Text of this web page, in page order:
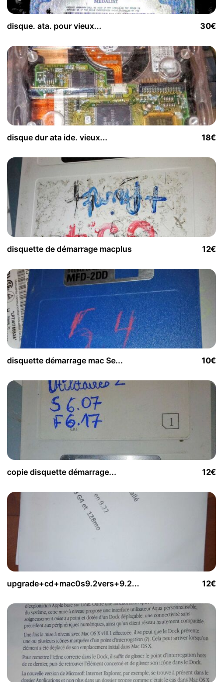
disque. ata. pour vieux... 30€
disque dur ata ide. vieux... 18€
disquette de démarrage macplus 12€
disquette démarrage mac Se... 10€
copie disquette démarrage... 12€
upgrade+cd+mac0s9.2vers+9.2... 12€